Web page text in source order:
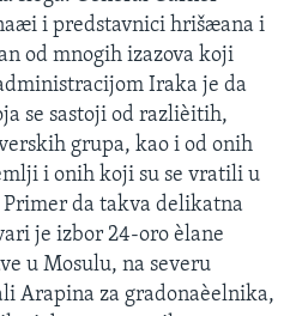
i predstavnici hrišæana i
od mnogih izazova koji
Iraka je da
se sastoji od razlièitih,
grupa, kao i od onih
i onih koji su se vratili u
da takva delikatna
je izbor 24-oro èlane
u Mosulu, na severu
Arapina za gradonaèelnika,